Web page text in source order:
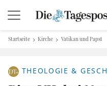
Startseite Kirche Vatikan und Papst
THEOLOGIE &